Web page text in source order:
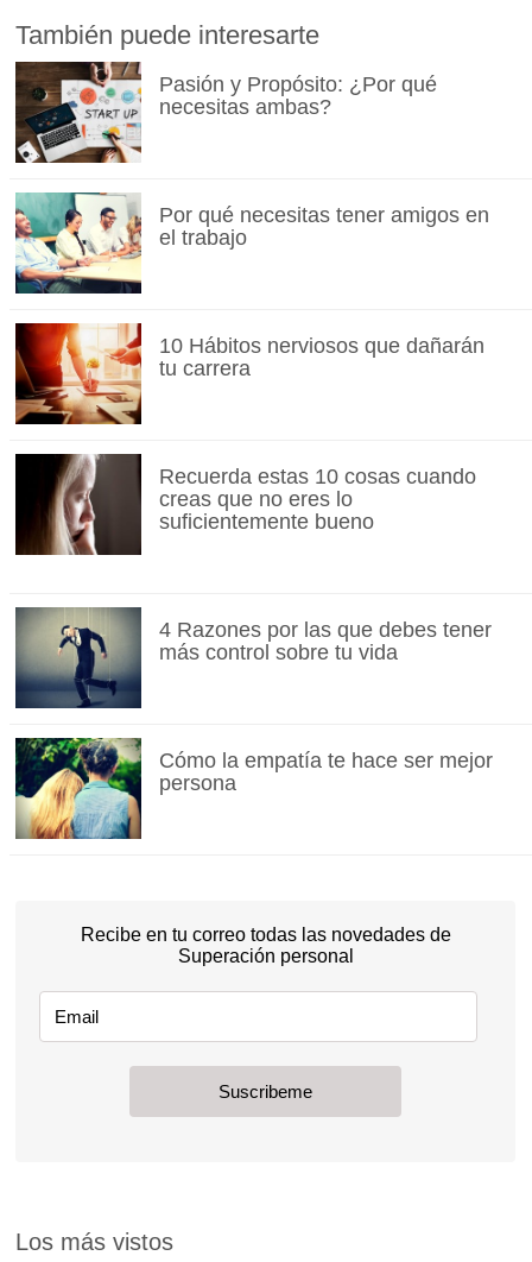
También puede interesarte
Pasión y Propósito: ¿Por qué
necesitas ambas?
Por qué necesitas tener amigos en
el trabajo
10 Hábitos nerviosos que dañarán
tu carrera
Recuerda estas 10 cosas cuando
creas que no eres lo
suficientemente bueno
4 Razones por las que debes tener
más control sobre tu vida
Cómo la empatía te hace ser mejor
persona
Los más vistos